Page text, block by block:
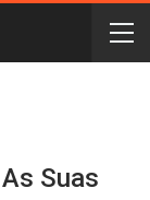
Suas